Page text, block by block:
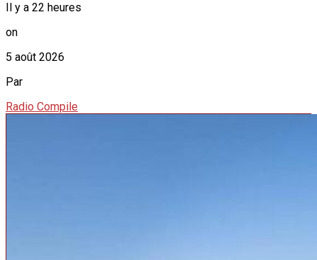
Il y a 22 heures
on
5 août 2026
Par
Radio Compile